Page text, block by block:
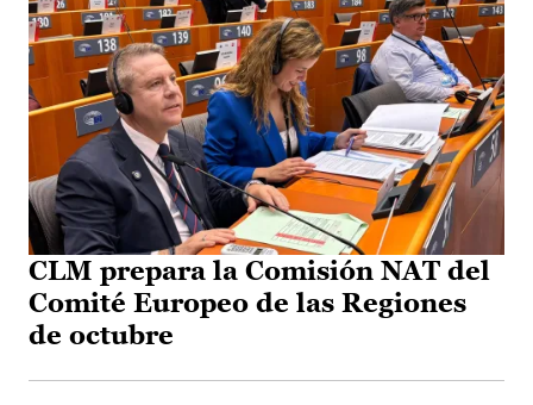
CLM prepara la Comisión NAT del
Comité Europeo de las Regiones
de octubre